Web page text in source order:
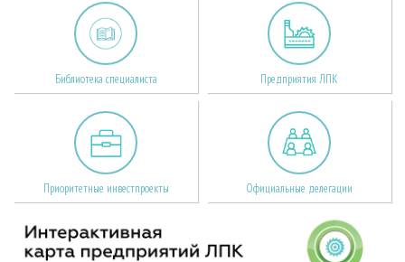
Библиотека специалиста Предприятия ЛПК
Приоритетные инвестпроекты Официальные делегации